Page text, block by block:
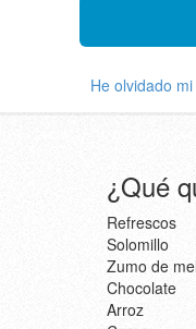
He olvidado
¿Qué
Refrescos
Solomillo
Zumo de
Chocolate
Arroz